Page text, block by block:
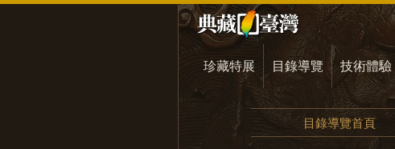
珍藏特展 目錄導覽 技術體驗
目錄導覽首頁